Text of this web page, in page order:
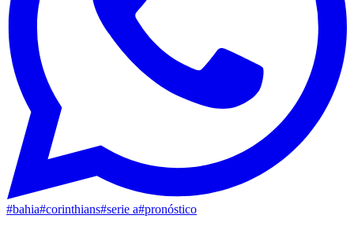
#bahia#corinthians#serie a#pronóstico